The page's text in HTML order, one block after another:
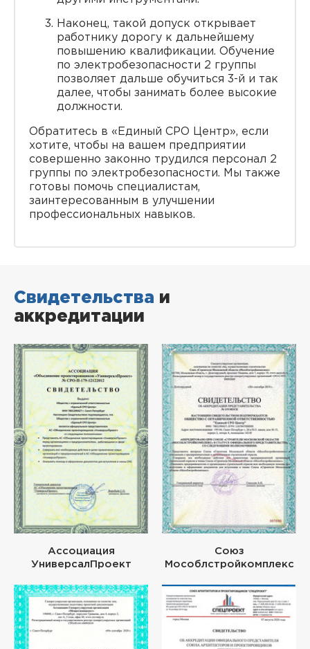
Наконец, такой допуск открывает
работнику дорогу к дальнейшему
повышению квалификации. Обучение
по электробезопасности 2 группы
позволяет дальше обучиться 3-й и так
далее, чтобы занимать более высокие
должности.
Обратитесь в «Единый СРО Центр», если
хотите, чтобы на вашем предприятии
совершенно законно трудился персонал 2
группы по электробезопасности. Мы также
готовы помочь специалистам,
заинтересованным в улучшении
профессиональных навыков.
Свидетельства и
аккредитации
Ассоциация
УниверсалПроект
Союз
Мособлстройкомплекс